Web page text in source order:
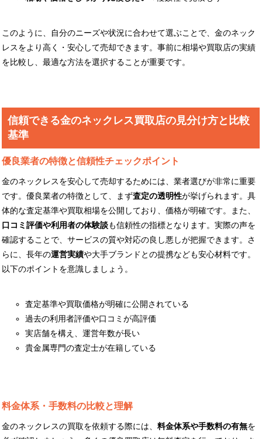
このように、自分のニーズや状況に合わせて選ぶことで、金のネック
レスをより高く・安心して売却できます。事前に相場や買取店の実績
を比較し、最適な方法を選択することが重要です。
信頼できる金のネックレス買取店の見分け方と比較
基準
優良業者の特徴と信頼性チェックポイント
金のネックレスを安心して売却するためには、業者選びが非常に重要
です。優良業者の特徴として、まず査定の透明性が挙げられます。具
体的な査定基準や買取相場を公開しており、価格が明確です。また、
口コミ評価や利用者の体験談も信頼性の指標となります。実際の声を
確認することで、サービスの質や対応の良し悪しが把握できます。さ
らに、長年の運営実績や大手ブランドとの提携なども安心材料です。
以下のポイントを意識しましょう。
査定基準や買取価格が明確に公開されている
過去の利用者評価や口コミが高評価
実店舗を構え、運営年数が長い
貴金属専門の査定士が在籍している
料金体系・手数料の比較と理解
金のネックレスの買取を依頼する際には、 料金体系や手数料の有無を